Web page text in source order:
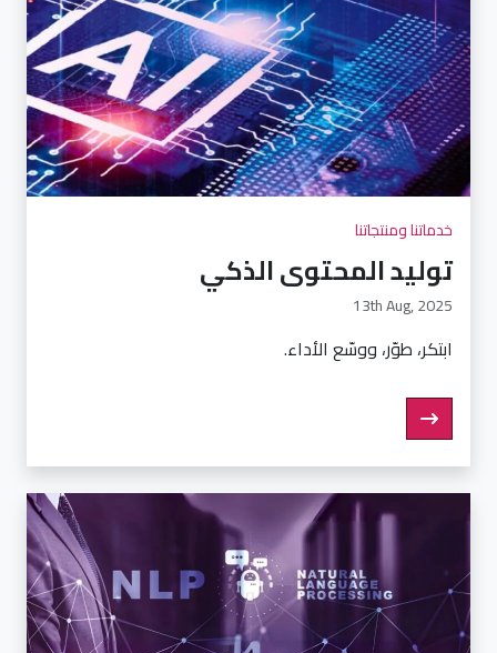
خدماتنا ومنتجاتنا
توليد المحتوى الذكي
13th Aug, 2025
ابتكر، طوّر، ووسّع الأداء.